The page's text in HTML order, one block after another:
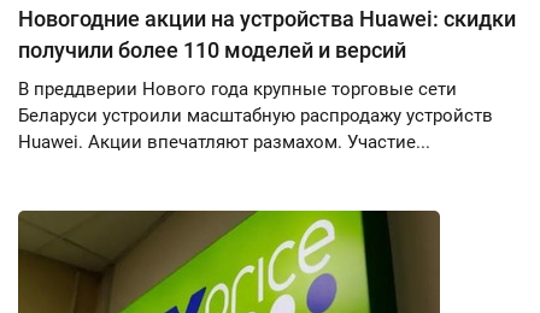
Новогодние акции на устройства Huawei: скидки
получили более 110 моделей и версий
В преддверии Нового года крупные торговые сети
Беларуси устроили масштабную распродажу устройств
Huawei. Акции впечатляют размахом. Участие...